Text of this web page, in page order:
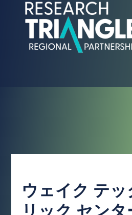
コンテンツにスキップ
ウェイク テ
リック セン